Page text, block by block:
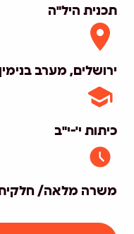
תכנית היל"ה
ירושלים, מערב בנימין
כיתות י'-י"ב
משרה מלאה/